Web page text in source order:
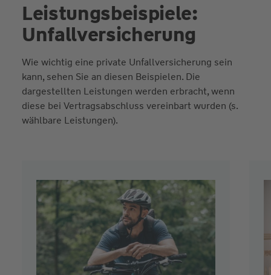
Leistungsbeispiele:
Unfallversicherung
Wie wichtig eine private Unfallversicherung sein
kann, sehen Sie an diesen Beispielen. Die
dargestellten Leistungen werden erbracht, wenn
diese bei Vertragsabschluss vereinbart wurden (s.
wählbare Leistungen).